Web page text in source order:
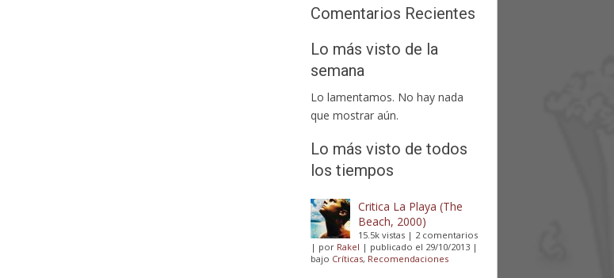
Comentarios Recientes
Lo más visto de la
semana
Lo lamentamos. No hay nada
que mostrar aún.
Lo más visto de todos
los tiempos
Critica La Playa (The
Beach, 2000)
15.5k vistas | 2 comentarios
| por Rakel | publicado el 29/10/2013 |
bajo Críticas, Recomendaciones